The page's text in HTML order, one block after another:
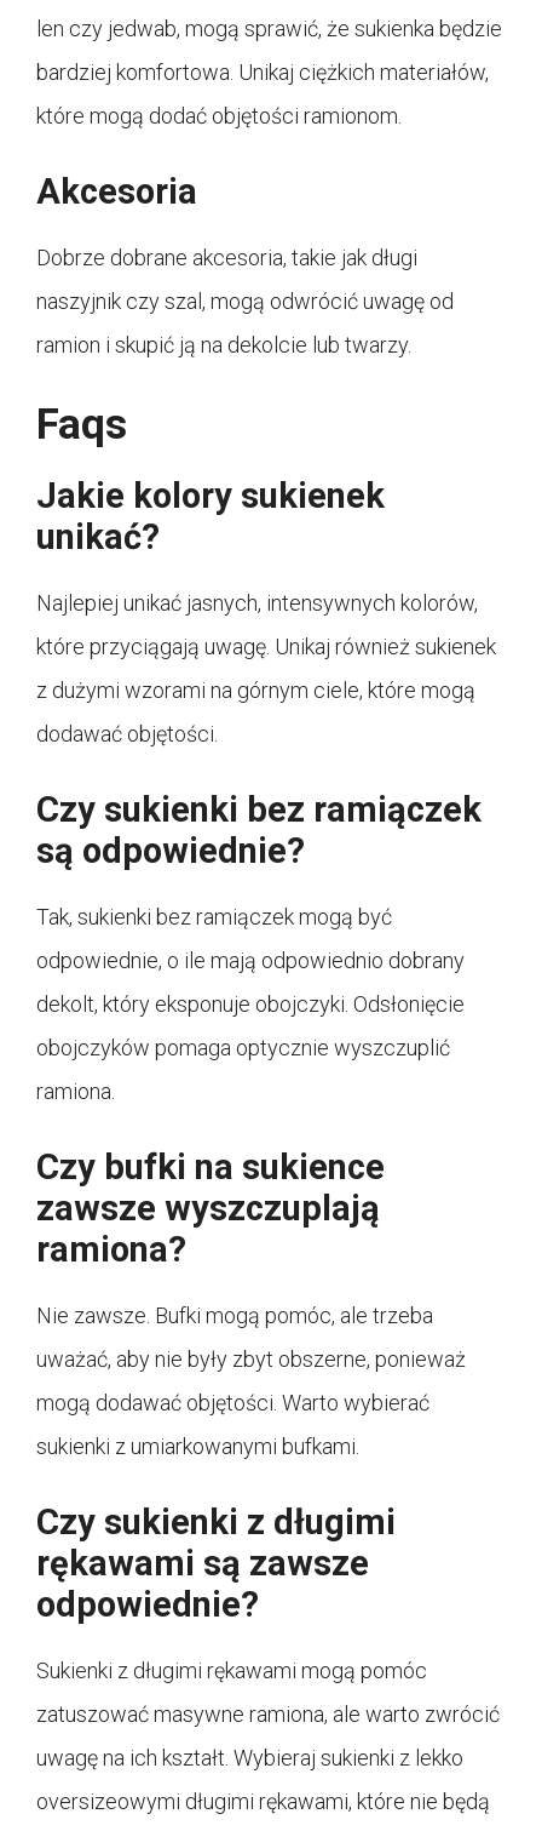
len czy jedwab, mogą sprawić, że sukienka będzie
bardziej komfortowa. Unikaj ciężkich materiałów,
które mogą dodać objętości ramionom.
Akcesoria
Dobrze dobrane akcesoria, takie jak długi
naszyjnik czy szal, mogą odwrócić uwagę od
ramion i skupić ją na dekolcie lub twarzy.
Faqs
Jakie kolory sukienek
unikać?
Najlepiej unikać jasnych, intensywnych kolorów,
które przyciągają uwagę. Unikaj również sukienek
z dużymi wzorami na górnym ciele, które mogą
dodawać objętości.
Czy sukienki bez ramiączek
są odpowiednie?
Tak, sukienki bez ramiączek mogą być
odpowiednie, o ile mają odpowiednio dobrany
dekolt, który eksponuje obojczyki. Odsłonięcie
obojczyków pomaga optycznie wyszczuplić
ramiona.
Czy bufki na sukience
zawsze wyszczuplają
ramiona?
Nie zawsze. Bufki mogą pomóc, ale trzeba
uważać, aby nie były zbyt obszerne, ponieważ
mogą dodawać objętości. Warto wybierać
sukienki z umiarkowanymi bufkami.
Czy sukienki z długimi
rękawami są zawsze
odpowiednie?
Sukienki z długimi rękawami mogą pomóc
zatuszować masywne ramiona, ale warto zwrócić
uwagę na ich kształt. Wybieraj sukienki z lekko
oversizeowymi długimi rękawami, które nie będą